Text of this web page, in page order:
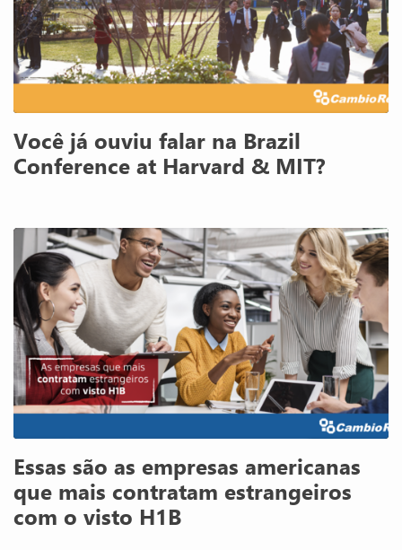
Você já ouviu falar na Brazil
Conference at Harvard & MIT?
Essas são as empresas americanas
que mais contratam estrangeiros
com o visto H1B